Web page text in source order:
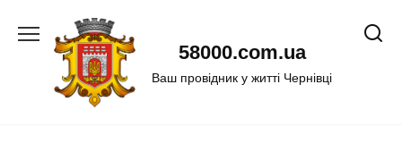
58000.com.ua
Ваш провідник у житті Чернівці